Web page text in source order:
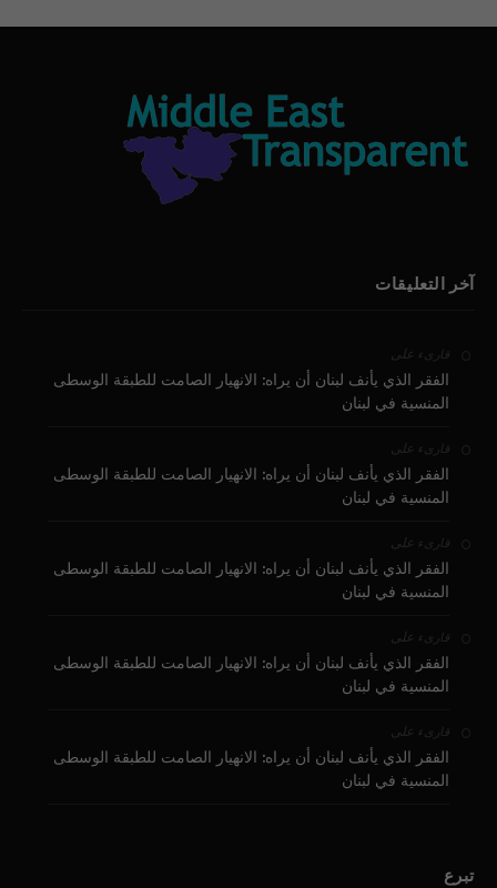
آخر التعليقات
قارىء على
الفقر الذي يأنف لبنان أن يراه: الانهيار الصامت للطبقة الوسطى
المنسية في لبنان
قارىء على
الفقر الذي يأنف لبنان أن يراه: الانهيار الصامت للطبقة الوسطى
المنسية في لبنان
قارىء على
الفقر الذي يأنف لبنان أن يراه: الانهيار الصامت للطبقة الوسطى
المنسية في لبنان
قارىء على
الفقر الذي يأنف لبنان أن يراه: الانهيار الصامت للطبقة الوسطى
المنسية في لبنان
قارىء على
الفقر الذي يأنف لبنان أن يراه: الانهيار الصامت للطبقة الوسطى
المنسية في لبنان
تبرع